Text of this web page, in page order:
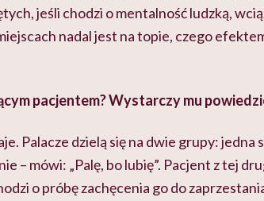
jeśli chodzi o mentalność ludzką,
nadal jest na topie, czego
pacjentem? Wystarczy mu
Palacze dzielą się na dwie grupy: jedna
– mówi: „Palę, bo lubię”. Pacjent z tej
o próbę zachęcenia go do